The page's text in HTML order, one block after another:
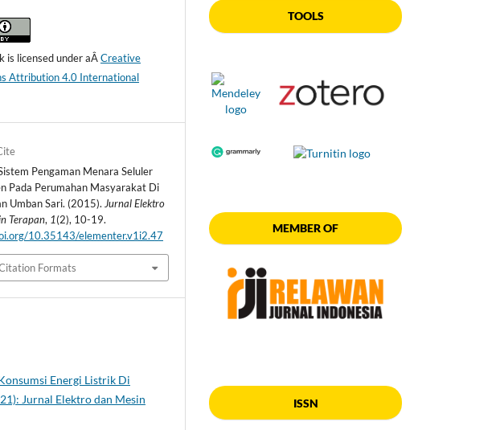
is licensed under aÂCreative
Attribution 4.0 International
Pengaman Menara Seluler
Pada Perumahan Masyarakat Di
Umban Sari. (2015). Jurnal Elektro
Terapan, 1(2), 10-19.
10.35143/elementer.v1i2.47
Formats
Energi Listrik Di
Jurnal Elektro dan Mesin
TOOLS
MEMBER OF
ISSN